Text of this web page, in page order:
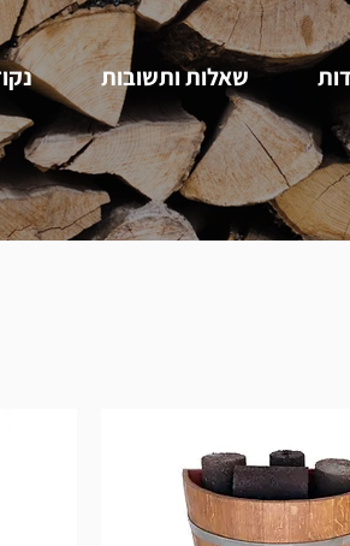
שאלות ותשובות